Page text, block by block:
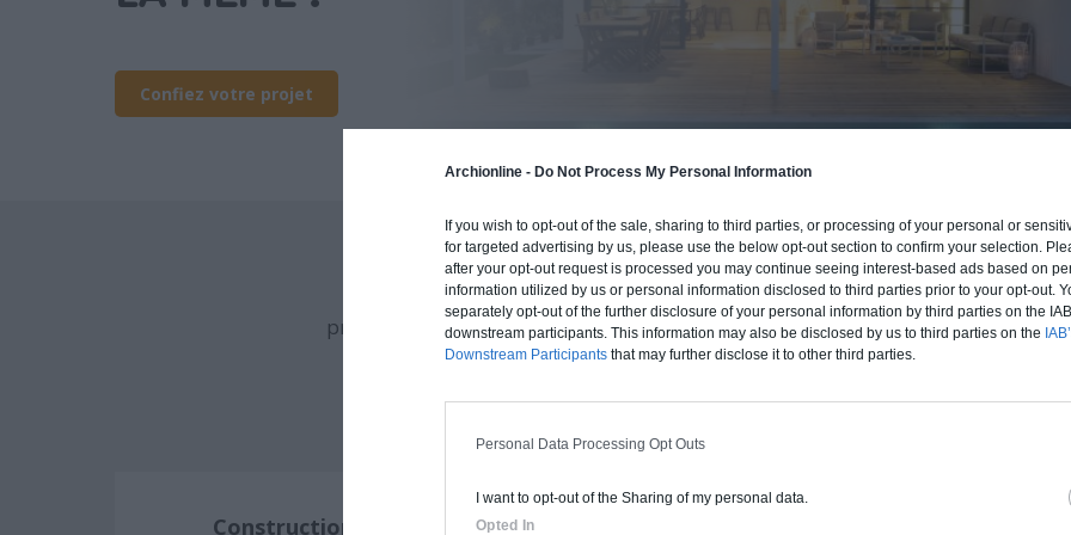
Archionline - Do Not Process My Personal Information
If you wish to opt-out of the sale, sharing to third parties, or processing of your personal or
for targeted advertising by us, please use the below opt-out section to confirm your selection.
after your opt-out request is processed you may continue seeing interest-based ads based on
information utilized by us or personal information disclosed to third parties prior to your opt-out.
separately opt-out of the further disclosure of your personal information by third parties on the
downstream participants. This information may also be disclosed by us to third parties on the
Downstream Participants that may further disclose it to other third parties.
Personal Data Processing Opt Outs
I want to opt-out of the Sharing of my personal data.
Opted In
Confiez votre projet
BUDGET ET PROCÉDÉ
Archionline vous offre un chiffrage estimatif pour la construction de cette
procédé constructif et du type de livraison souhaité : auto-construction, clos
d'air) ou clé en main.
Construction classique